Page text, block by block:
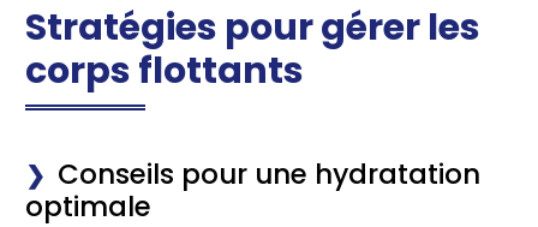
Stratégies pour gérer les
corps flottants
Conseils pour une hydratation
optimale